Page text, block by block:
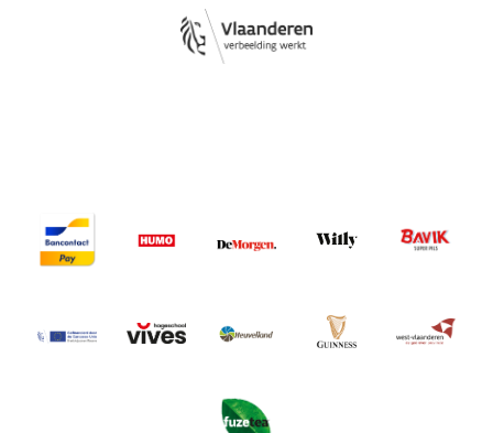
Image
Image
Image Image Image Image
Image Image Image Image Image
Image